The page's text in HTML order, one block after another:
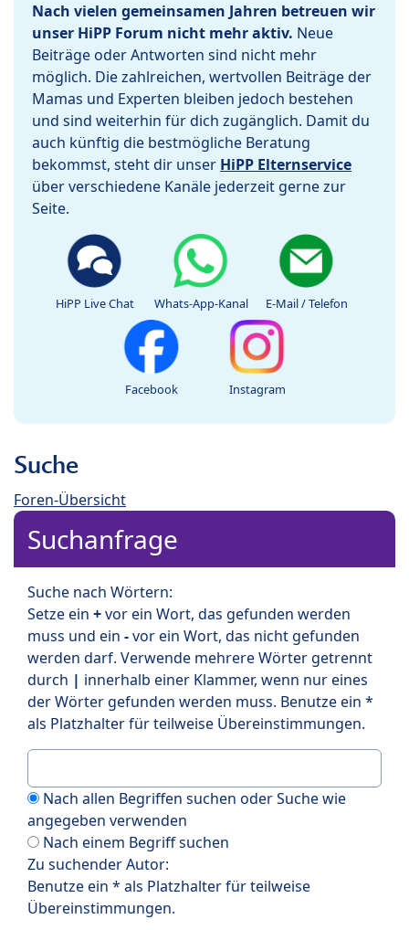
Nach vielen gemeinsamen Jahren betreuen wir
unser HiPP Forum nicht mehr aktiv. Neue
Beiträge oder Antworten sind nicht mehr
möglich. Die zahlreichen, wertvollen Beiträge der
Mamas und Experten bleiben jedoch bestehen
und sind weiterhin für dich zugänglich. Damit du
auch künftig die bestmögliche Beratung
bekommst, steht dir unser HiPP Elternservice
über verschiedene Kanäle jederzeit gerne zur
Seite.
HiPP Live Chat Whats-App-Kanal E-Mail / Telefon
Facebook Instagram
Suche
Foren-Übersicht
Suchanfrage
Suche nach Wörtern:
Setze ein +vor ein Wort, das gefunden werden
muss und ein -vor ein Wort, das nicht gefunden
werden darf. Verwende mehrere Wörter getrennt
durch | innerhalb einer Klammer, wenn nur eines
der Wörter gefunden werden muss. Benutze ein *
als Platzhalter für teilweise Übereinstimmungen.
Nach allen Begriffen suchen oder Suche wie
angegeben verwenden
Nach einem Begriff suchen
Zu suchender Autor:
Benutze ein * als Platzhalter für teilweise
Übereinstimmungen.